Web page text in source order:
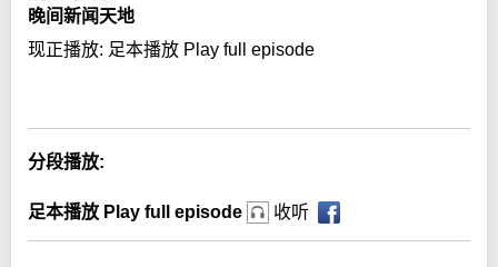
晚间新闻天地
现正播放: 足本播放 Play full episode
分段播放:
足本播放 Play full episode 收听